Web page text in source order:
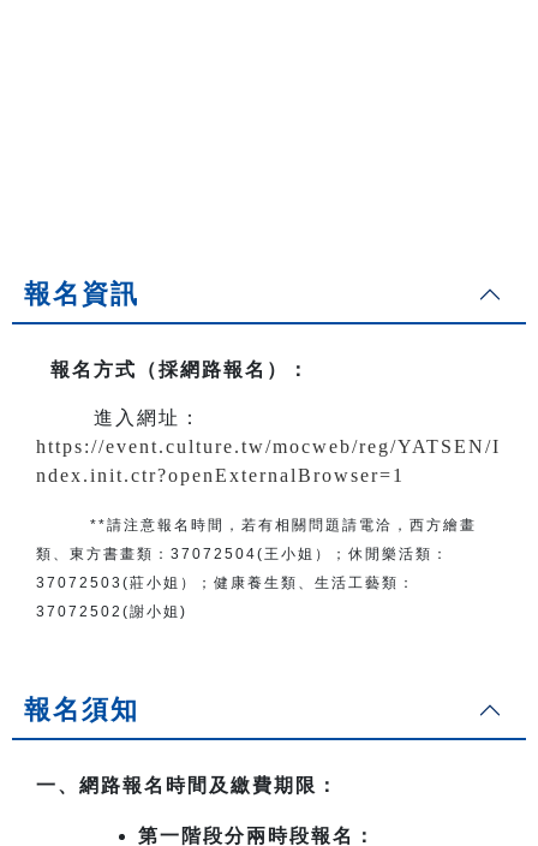
報名資訊
報名方式（採網路報名） ：
進入網址：
https://event.culture.tw/mocweb/reg/YATSEN/I
ndex.init.ctr?openExternalBrowser=1
**請注意報名時間，若有相關問題 請電洽 ， 西方繪畫
類、東方書畫類： 37072504(王小姐） ； 休閒樂活類：
37072503(莊小姐）； 健康養生類、生活工藝類：
37072502(謝小姐)
報名須知
一、網路報名時間及繳費期限：
第一階段分兩時段報名：